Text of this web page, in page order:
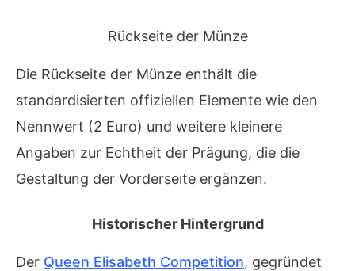
Rückseite der Münze
Die Rückseite der Münze enthält die
standardisierten offiziellen Elemente wie den
Nennwert (2 Euro) und weitere kleinere
Angaben zur Echtheit der Prägung, die die
Gestaltung der Vorderseite ergänzen.
Historischer Hintergrund
Der Queen Elisabeth Competition, gegründet